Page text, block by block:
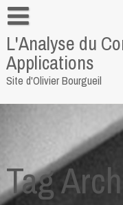
Skip
to
contentInformations personnelles
Pour me contacter
Quelques liens
L'Analyse du
Applications
Site d'Olivier Bourgueil
Tag